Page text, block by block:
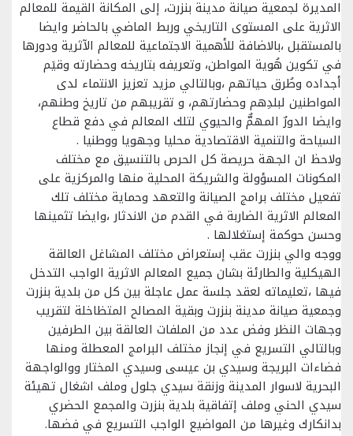
المديرة لجمعية صيانة مدينة بنزرت، إلى المكانة القيمة للمعالم
الاثرية على المستوى التاريخي وربط الماضي بالحاضر وايضا
بالمستقبل ،بالاضافة للأهمية الاجتماعية للمعالم الآثرية ودورها
في تكوين هُوية المواطن، وتعريفه بتاريخه وحضارته وقيَم
أجداده وطُرق حياتهم ،وبالتالي مزيد تعزيز الانتماء لدى
المواطنين لبلدِهم وحضارتهم، و تقريبهم من تاريخ وطنهم،
وايضا الدورٌ المهمٌّ والحيوي لتلك المعالم في دفع قطاع
السياحة والتنمية الاقتصادية محليا وجهويا ووطنيا .
ولاحظ ان الجهة حريصة كل الحرص بالتنسيق مع مختلف
المكونات المسؤولة والشريكة المحلية منها والمركزية على
تفعيل مختلف برامج الصيانة والتعهد وحماية مختلف تلك
المعالم الاثرية الضاربة في القدم من الاندثار ،وايضا تثمينها
وحسن حوكمة إستغلالها .
ووجه والي بنزرت عقب إستعراض مختلف المشاغل العالقة
الهيكلية والطارئة بشان جميع المعالم الاثرية الواجب التدخل
فيها ،تعليماته لعقد جلسة عمل عاجلة بين كل من بلدية بنزرت
وجمعية صيانة مدينة بنزرت وبقية المصالح المتظاخلة لتقريب
وجهات النظر وفض عدد من الملفات العالقة بين الطرفين
وبالتالي التسريع في إنجاز مختلف البرامج المعطلة ومنها
فضاءات البريجة وسيدي بن عيسى وسيدي المختار ووالواجهة
البحرية لاسوار المدينة وزنقة سيدي جلول وملف اشغال تهيئة
سيدي الحني وملف إتفاقية بلدية بنزرت والمجمع الحضري
بدانكارك وغيرها من المواضيع الواجب التسريع في فضها.